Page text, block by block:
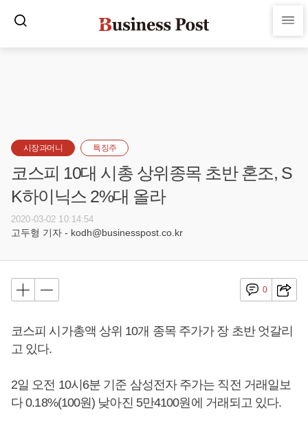
시장과머니 특징주
코스피 10대 시총 상위종목 초반 혼조, S
K하이닉스 2%대 올라
2020-03-02 10:14:54
고두형 기자 - kodh@businesspost.co.kr
0
코스피 시가총액 상위 10개 종목 주가가 장 초반 엇갈리
고 있다.
2일 오전 10시6분 기준 삼성전자 주가는 직전 거래일보
다 0.18%(100원) 낮아진 5만4100원에 거래되고 있다.